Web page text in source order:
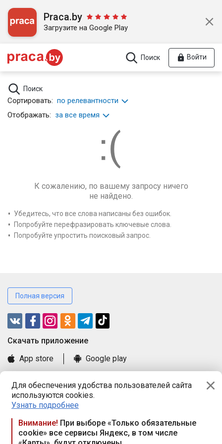
Для обеспечения удобства пользователей сайта
используются cookies.
Узнать подробнее
Внимание! При выборе «Только обязательные
cookie» все сервисы Яндекс, в том числе
Praca.by
Загрузите на Google Play
Поиск Войти
Поиск
Сортировать: по релевантности
Отображать: за все время
К сожалению, по вашему запросу ничего
не найдено.
Убедитесь, что все слова написаны без ошибок.
Попробуйте перефразировать ключевые слова.
Попробуйте упростить поисковый запрос.
Полная версия
Cкачать приложение
App store
Google play
Книга замечаний и предложений
Правила и документы
Praca.by © 2000—2026, ООО «ПРАЦА БАЙ»
Республика Беларусь, 220114, г. Минск, пр-т Независимости
117а, пом. № 9.